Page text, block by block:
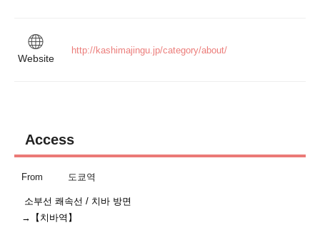
Website
http://kashimajingu.jp/category/about/
Access
From 도쿄역
→【치바역】